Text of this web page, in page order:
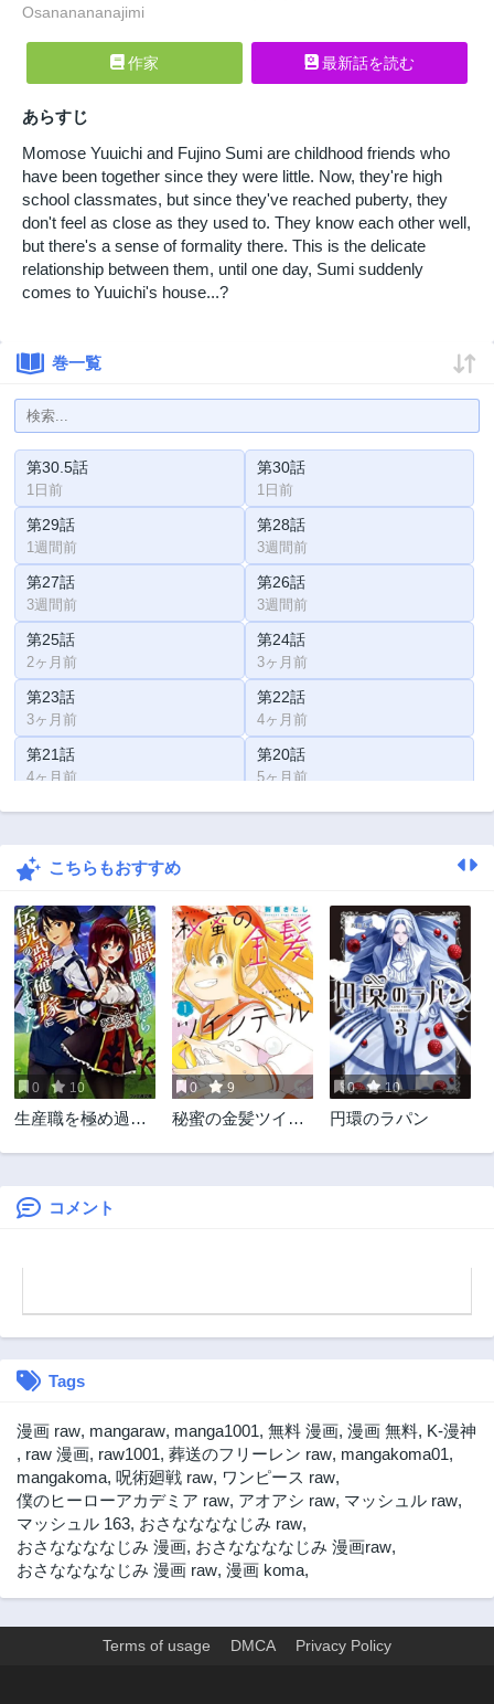
Osananananajimi
作家 最新話を読む
あらすじ
Momose Yuuichi and Fujino Sumi are childhood friends who
have been together since they were little. Now, they're high
school classmates, but since they've reached puberty, they
don't feel as close as they used to. They know each other well,
but there's a sense of formality there. This is the delicate
relationship between them, until one day, Sumi suddenly
comes to Yuuichi's house...?
巻一覧
第30.5話
1日前
第30話
1日前
第29話
1週間前
第28話
3週間前
第27話
3週間前
第26話
3週間前
第25話
2ヶ月前
第24話
3ヶ月前
第23話
3ヶ月前
第22話
4ヶ月前
第21話
4ヶ月前
第20話
5ヶ月前
第19話 第18話
第17話
第15話
8ヶ月前
第14話
8ヶ月前
第13話
8ヶ月前
第12話
9ヶ月前
第11話
9ヶ月前
第10話
10ヶ月前
第9話
10ヶ月前
第8話
11ヶ月前
第7話 第6話
第5話
こちらもおすすめ
0 10
生産職を極め過ぎ
た
0 9
秘蜜の金髪ツイン
0 10
円環のラパン
コメント
Tags
漫画 raw, mangaraw, manga1001, 無料 漫画, 漫画 無料, K-漫神
, raw 漫画, raw1001, 葬送のフリーレン raw, mangakoma01,
mangakoma, 呪術廻戦 raw, ワンピース raw,
僕のヒーローアカデミア raw, アオアシ raw, マッシュル raw,
マッシュル 163, おさななななじみ raw,
おさななななじみ 漫画, おさななななじみ 漫画raw,
おさななななじみ 漫画 raw, 漫画 koma,
Terms of usage DMCA Privacy Policy